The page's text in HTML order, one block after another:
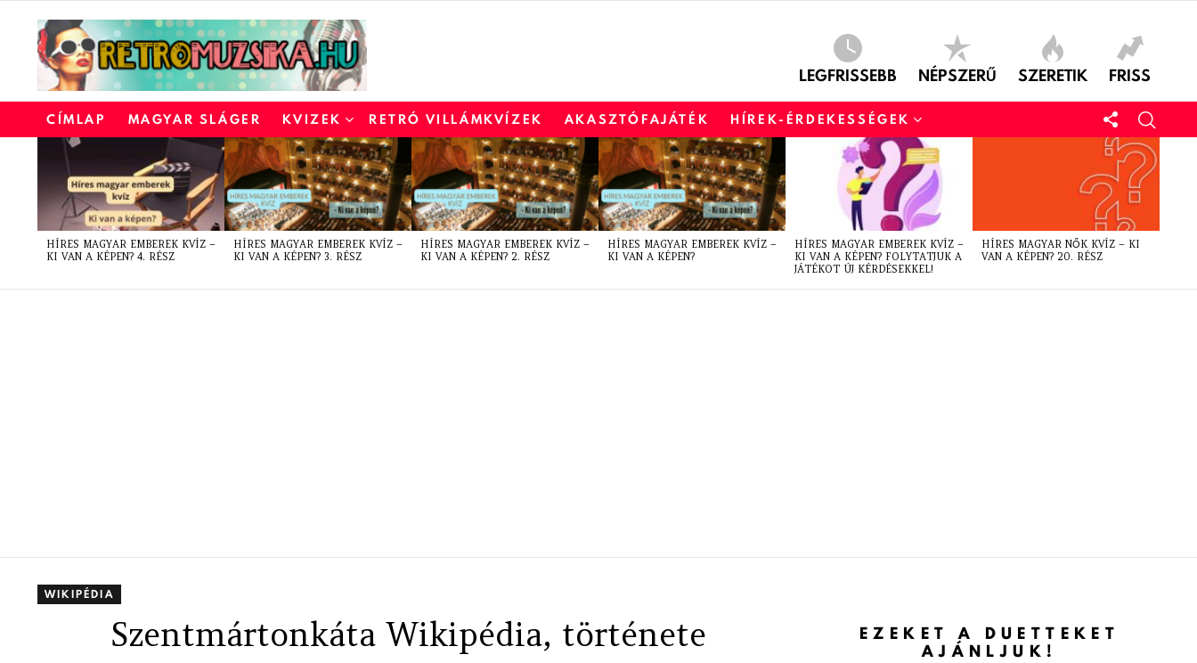
LEGFRISSEBB NÉPSZERŰ SZERETIK FRISS
CÍMLAP MAGYAR SLÁGER KVIZEK RETRÓ VILLÁMKVÍZEK AKASZTÓFAJÁTÉK HÍREK-ÉRDEKESSÉGEK
LATEST
STORIES
HÍRES MAGYAR EMBEREK KVÍZ –
KI VAN A KÉPEN? 4. RÉSZ
HÍRES MAGYAR EMBEREK KVÍZ –
KI VAN A KÉPEN? 3. RÉSZ
HÍRES MAGYAR EMBEREK KVÍZ –
KI VAN A KÉPEN? 2. RÉSZ
HÍRES MAGYAR EMBEREK KVÍZ –
KI VAN A KÉPEN?
HÍRES MAGYAR EMBEREK KVÍZ –
KI VAN A KÉPEN? FOLYTATJUK A
JÁTÉKOT ÚJ KÉRDÉSEKKEL!
HÍRES MAGYAR NŐK KVÍZ – KI
VAN A KÉPEN? 20. RÉSZ
WIKIPÉDIA
Szentmártonkáta Wikipédia, története
EZEKET A DUETTEKET
AJÁNLJUK!